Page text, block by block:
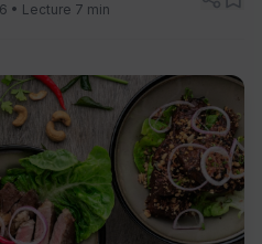
• Lecture 7 min